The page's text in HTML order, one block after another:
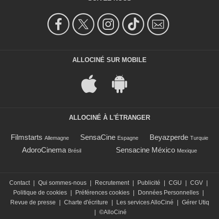
ALLOCINÉ SUR MOBILE
ALLOCINÉ À L'ÉTRANGER
Filmstarts Allemagne SensaCine Espagne Beyazperde Turquie
AdoroCinema Brésil Sensacine México Mexique
Contact Qui sommes-nous Recrutement Publicité CGU CGV
Politique de cookies
Préférences cookies Données Personnelles
Revue de presse
Charte d'écriture Les services AlloCiné
Gérer Utiq
©AlloCiné